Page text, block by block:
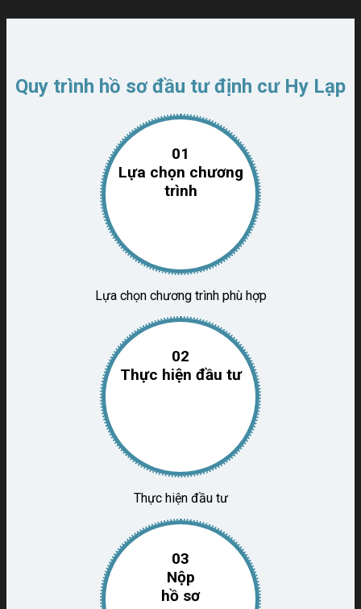
Quy trình hồ sơ đầu tư định cư Hy Lạp
01
Lựa chọn chương
trình
Lựa chọn chương trình phù hợp
02
Thực hiện đầu tư
Thực hiện đầu tư
03
Nộp
hồ sơ